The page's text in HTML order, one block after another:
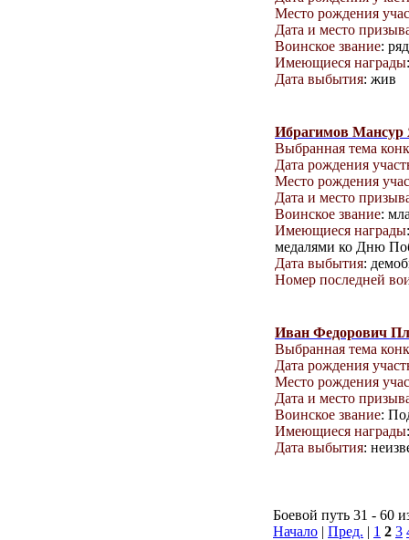
Место рождения
Дата и место
Воинское звание:
Имеющиеся награды
Дата выбытия: жив
Ибрагимов Мансур
Выбранная тема
Дата рождения
Место рождения
Дата и место
Воинское звание:
Имеющиеся награды
медалями ко Дню
Дата выбытия:
Номер последней
Иван Федорович
Выбранная тема
Дата рождения
Место рождения
Дата и место
Воинское звание:
Имеющиеся награды
Дата выбытия:
Боевой путь 31 - 60
Начало | Пред. | 1 2 3